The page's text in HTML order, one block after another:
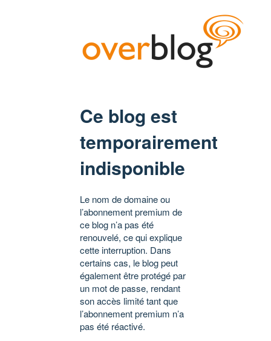
Ce blog est
temporairement
indisponible
Le nom de domaine ou
l’abonnement premium de
ce blog n’a pas été
renouvelé, ce qui explique
cette interruption. Dans
certains cas, le blog peut
également être protégé par
un mot de passe, rendant
son accès limité tant que
l’abonnement premium n’a
pas été réactivé.